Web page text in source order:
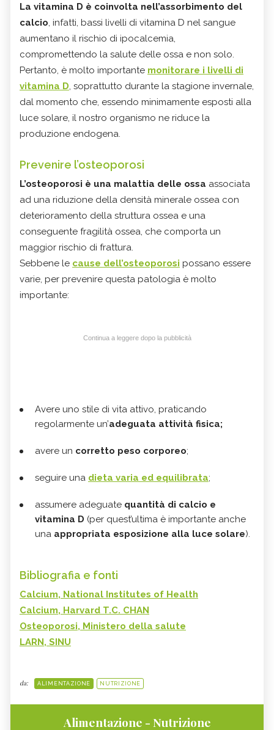
La vitamina D è coinvolta nell’assorbimento del
calcio, infatti, bassi livelli di vitamina D nel sangue
aumentano il rischio di ipocalcemia,
compromettendo la salute delle ossa e non solo.
Pertanto, è molto importante monitorare i livelli di
vitamina D, soprattutto durante la stagione invernale,
dal momento che, essendo minimamente esposti alla
luce solare, il nostro organismo ne riduce la
produzione endogena.
Prevenire l’osteoporosi
L’osteoporosi è una malattia delle ossa associata
ad una riduzione della densità minerale ossea con
deterioramento della struttura ossea e una
conseguente fragilità ossea, che comporta un
maggior rischio di frattura.
Sebbene le cause dell’osteoporosi possano essere
varie, per prevenire questa patologia è molto
importante:
Continua a leggere dopo la pubblicità
Avere uno stile di vita attivo, praticando
regolarmente un’adeguata attività fisica;
avere un corretto peso corporeo;
seguire una dieta varia ed equilibrata;
assumere adeguate quantità di calcio e
vitamina D (per quest’ultima è importante anche
una appropriata esposizione alla luce solare).
Bibliografia e fonti
Calcium, National Institutes of Health
Calcium, Harvard T.C. CHAN
Osteoporosi, Ministero della salute
LARN, SINU
da: ALIMENTAZIONE NUTRIZIONE
Alimentazione - Nutrizione